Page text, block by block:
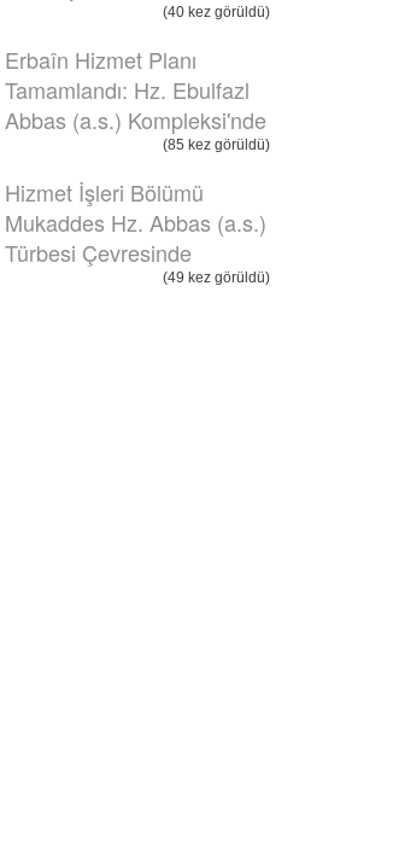
(40 kez görüldü)
Erbaîn Hizmet Planı
Tamamlandı: Hz. Ebulfazl
Abbas (a.s.) Kompleksi'nde
(85 kez görüldü)
Hizmet İşleri Bölümü
Mukaddes Hz. Abbas (a.s.)
Türbesi Çevresinde
(49 kez görüldü)